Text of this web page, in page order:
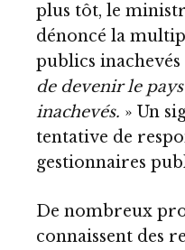
plus tôt, le
dénoncé la
publics inachevés
de devenir le
inachevés. » Un
tentative de
gestionnaires
De nombreux
connaissent des